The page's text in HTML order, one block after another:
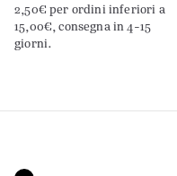
2,50€ per ordini inferiori a
15,00€, consegna in 4-15
giorni.